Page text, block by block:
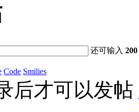
还可输入200
Code Smilies
后才可以发帖